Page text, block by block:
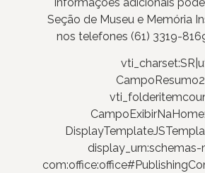
Seção de Museu e Memória
nos telefones (61) 3319-